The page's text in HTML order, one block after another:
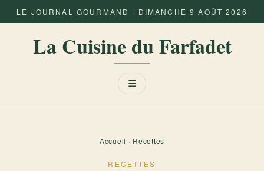
LE JOURNAL GOURMAND · DIMANCHE 9 AOÛT 2026
La Cuisine du Farfadet
Menu
☰
Accueil · Recettes
RECETTES